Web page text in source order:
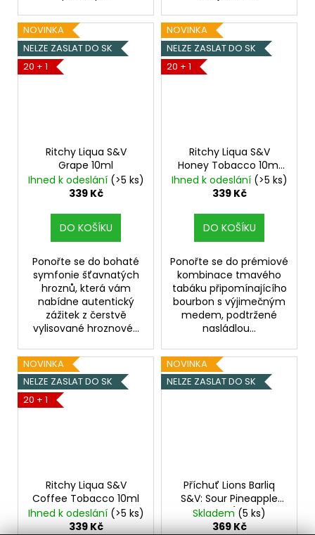
NOVINKA
NELZE ZASLAT DO SK
20 + 1
Ritchy Liqua S&V
Grape 10ml
Ihned k odeslání (>5 ks)
339 Kč
DO KOŠÍKU
Ponořte se do bohaté
symfonie šťavnatých
hroznů, která vám
nabídne autentický
zážitek z čerstvě
vylisované hroznové...
NOVINKA
NELZE ZASLAT DO SK
20 + 1
Ritchy Liqua S&V
Honey Tobacco 10ml
Medový tabák
Ihned k odeslání (>5 ks)
339 Kč
DO KOŠÍKU
Ponořte se do prémiové
kombinace tmavého
tabáku připomínajícího
bourbon s výjimečným
medem, podtržené
nasládlou...
NOVINKA
NELZE ZASLAT DO SK
20 + 1
Ritchy Liqua S&V
Coffee Tobacco 10ml
Ihned k odeslání (>5 ks)
339 Kč
NOVINKA
NELZE ZASLAT DO SK
Příchuť Lions Barliq
S&V: Sour Pineapple
Tangerine (Ananas a
mandarinka) 10ml
Skladem (5 ks)
369 Kč